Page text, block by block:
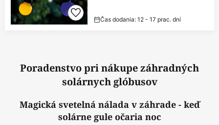
Čas dodania: 12 - 17 prac. dní
Poradenstvo pri nákupe záhradných
solárnych glóbusov
Magická svetelná nálada v záhrade - keď
solárne gule očaria noc